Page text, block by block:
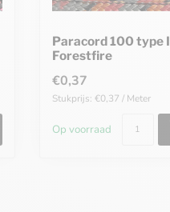
Paracord 100 type I
Forestfire
€0,37
Stukprijs: €0,37 / Meter
Op voorraad